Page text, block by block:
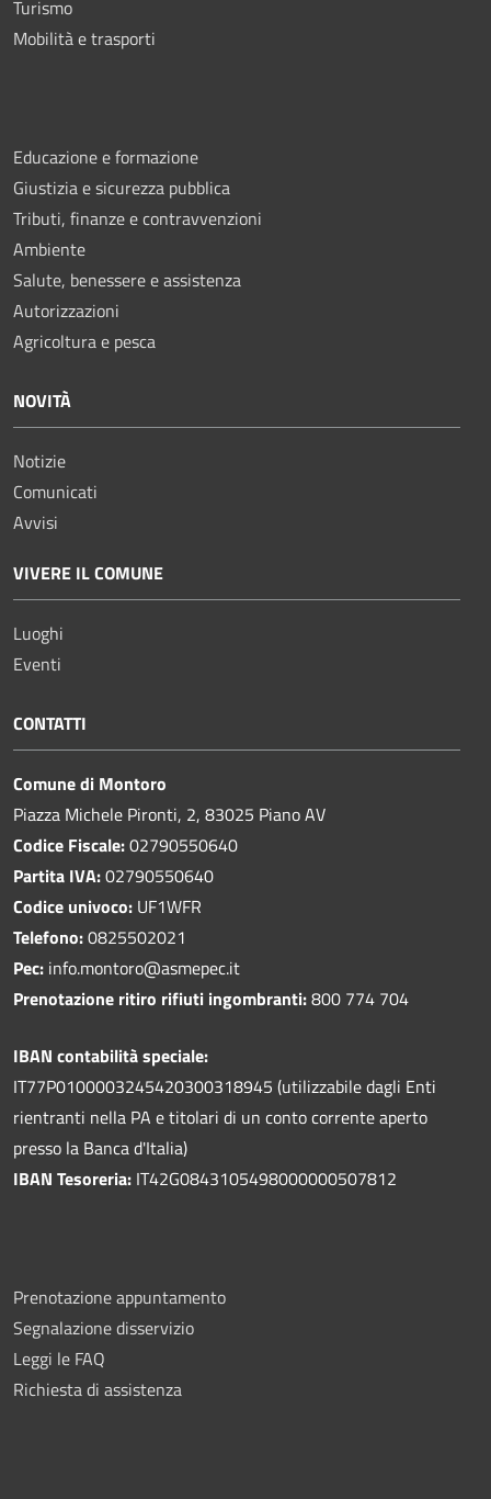
Turismo
Mobilità e trasporti
Educazione e formazione
Giustizia e sicurezza pubblica
Tributi, finanze e contravvenzioni
Ambiente
Salute, benessere e assistenza
Autorizzazioni
Agricoltura e pesca
NOVITÀ
Notizie
Comunicati
Avvisi
VIVERE IL COMUNE
Luoghi
Eventi
CONTATTI
Comune di Montoro
Piazza Michele Pironti, 2, 83025 Piano AV
Codice Fiscale:02790550640
Partita IVA:02790550640
Codice univoco: UF1WFR
Telefono:0825502021
Pec: info.montoro@asmepec.it
Prenotazione ritiro rifiuti ingombranti:800 774 704
IBAN contabilità speciale:
IT77P0100003245420300318945 (utilizzabile dagli Enti
rientranti nella PA e titolari di un conto corrente aperto
presso la Banca d'Italia)
IBAN Tesoreria: IT42G0843105498000000507812
Prenotazione appuntamento
Segnalazione disservizio
Leggi le FAQ
Richiesta di assistenza